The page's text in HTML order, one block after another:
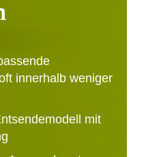
innerhalb weniger
mit